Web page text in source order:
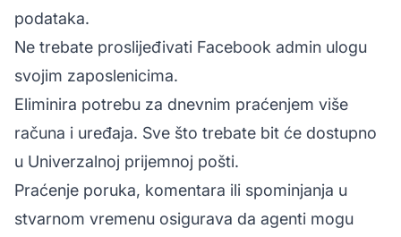
podataka.
Ne trebate proslijeđivati Facebook admin ulogu
svojim zaposlenicima.
Eliminira potrebu za dnevnim praćenjem više
računa i uređaja. Sve što trebate bit će dostupno
u Univerzalnoj prijemnoj pošti.
Praćenje poruka, komentara ili spominjanja u
stvarnom vremenu osigurava da agenti mogu